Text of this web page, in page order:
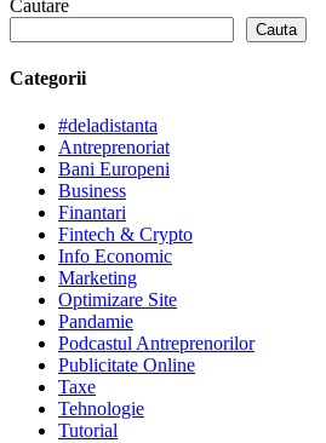
Cautare
Cauta
Categorii
#deladistanta
Antreprenoriat
Bani Europeni
Business
Finantari
Fintech & Crypto
Info Economic
Marketing
Optimizare Site
Pandamie
Podcastul Antreprenorilor
Publicitate Online
Taxe
Tehnologie
Tutorial